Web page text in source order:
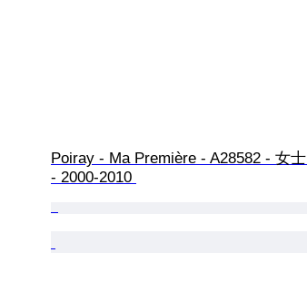
Poiray - Ma Première - A28582 - 女士
- 2000-2010